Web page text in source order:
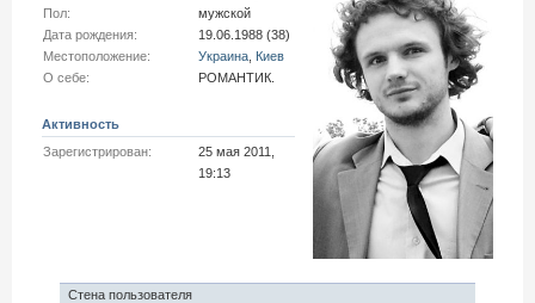
Пол:
мужской
Дата рождения:
19.06.1988 (38)
Местоположение:
Украина Киев
О себе:
РОМАНТИК.
Активность
Зарегистрирован:
25 мая 2011,
19:13
Стена пользователя